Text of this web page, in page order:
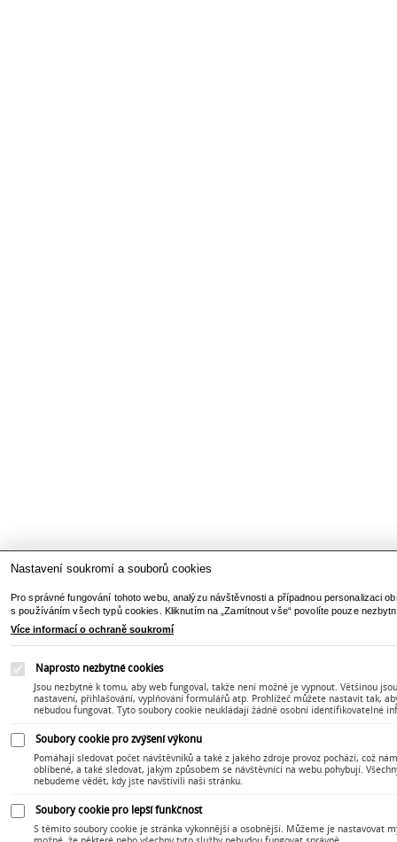
Nastavení soukromí a souborů cookies
Pro správné fungování tohoto webu, analýzu návštěvnosti a případnou personalizaci
s používáním všech typů cookies. Kliknutím na „Zamítnout vše“ povolíte pouze
Více informací o ochraně soukromí
Naprosto nezbytné cookies
Jsou nezbytné k tomu, aby web fungoval, takže není možné je vypnout. Většinou
nastavení, přihlašování, vyplňování formulářů atp. Prohlížeč můžete nastavit tak,
nebudou fungovat. Tyto soubory cookie neukládají žádně osobní identifikovatelné
Soubory cookie pro zvýšení výkonu
Pomáhají sledovat počet návštěvníků a také z jakého zdroje provoz pochází, což
oblíbené, a také sledovat, jakým způsobem se návštěvníci na webu pohybují.
nebudeme vědět, kdy jste navštívili naši stránku.
Soubory cookie pro lepší funkčnost
S těmito soubory cookie je stránka výkonnější a osobnější. Můžeme je nastavovat